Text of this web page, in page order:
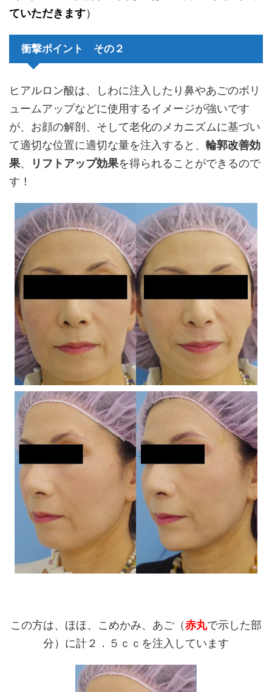
ていただきます）
衝撃ポイント その２
ヒアルロン酸は、しわに注入したり鼻やあごのボリ
ュームアップなどに使用するイメージが強いです
が、お顔の解剖、そして老化のメカニズムに基づい
て適切な位置に適切な量を注入すると、 輪郭改善効
果、 リフトアップ効果を得られることができるので
す！
この方は、ほほ、こめかみ、あご（赤丸で示した部
分）に計２．５ｃｃを注入しています